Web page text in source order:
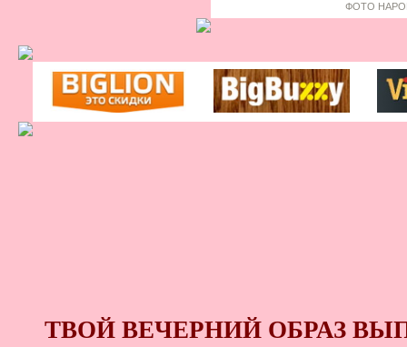
ФОТО
ТВОЙ ВЕЧЕРНИЙ ОБРАЗ